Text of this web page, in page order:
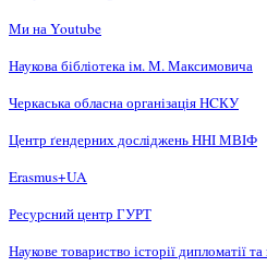
Ми на Youtube
Наукова бібліотека ім. М. Максимовича
Черкаська обласна організація НCКУ
Центр ґендерних досліджень ННІ МВІФ
Erasmus+UA
Ресурсний центр ГУРТ
Наукове товариство історії дипломатії